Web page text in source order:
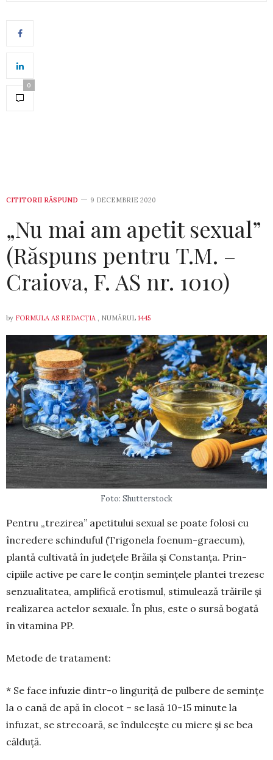
0
CITITORII RĂSPUND 9 DECEMBRIE 2020
„Nu mai am apetit sexual”
(Răspuns pentru T.M. –
Craiova, F. AS nr. 1010)
by FORMULA AS REDACȚIA , NUMĂRUL 1445
Foto: Shutterstock
Pentru „trezirea” apetitului sexual se poate folo­si cu
încredere schinduful (Trigonela foenum-grae­cum),
plan­tă cultivată în județele Brăila și Con­stanța. Prin­
cipiile active pe care le conțin semințele plantei trezesc
senzualitatea, amplifică erotismul, stimulează trăirile și
realizarea actelor sexuale. În plus, este o sursă bo­ga­tă
în vitamina PP.
Metode de tratament:
* Se face infuzie dintr-o lingu­riță de pulbere de semințe
la o cană de apă în clocot – se lasă 10-15 minute la
infuzat, se strecoară, se îndulcește cu miere și se bea
călduță.